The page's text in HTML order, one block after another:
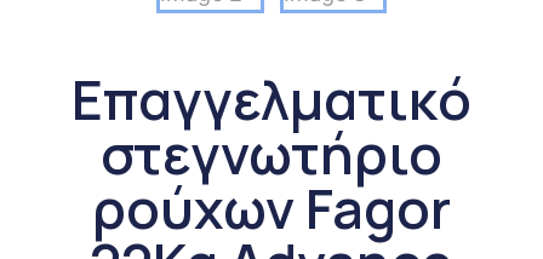
Επαγγελματικό
στεγνωτήριο
ρούχων Fagor